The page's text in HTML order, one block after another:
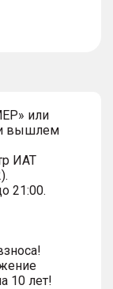
или
вышлем
ИАТ
21:00.
10 лет!